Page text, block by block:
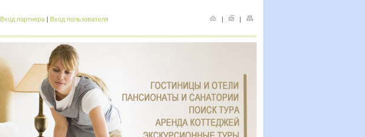
Вход партнера | Вход пользователя | |